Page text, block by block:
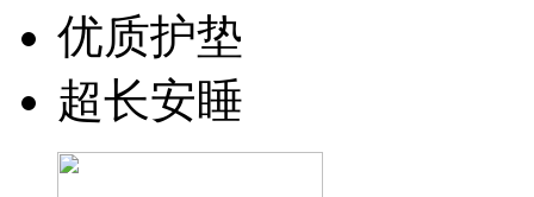
优质护垫
超长安睡